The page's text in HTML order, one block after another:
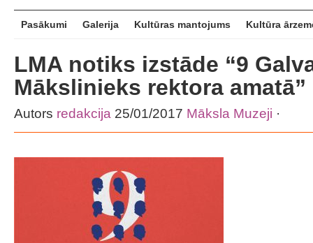
Pasākumi Galerija Kultūras mantojums Kultūra
LMA notiks izstāde “9
Mākslinieks rektora amatā”
Autors redakcija 25/01/2017 Māksla Muzeji ·